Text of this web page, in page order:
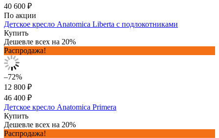
40 600 ₽
По акции
Детское кресло Anatomica Liberta с подлокотниками
Купить
Дешевле всех на 20%
Распродажа!
–72%
12 800 ₽
46 400 ₽
Детское кресло Anatomica Primera
Купить
Дешевле всех на 20%
Распродажа!